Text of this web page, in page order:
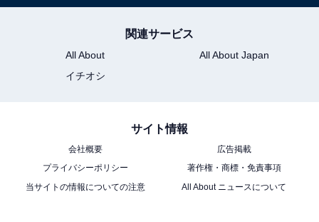
関連サービス
All About
All About Japan
イチオシ
サイト情報
会社概要
広告掲載
プライバシーポリシー
著作権・商標・免責事項
当サイトの情報についての注意
All About ニュースについて